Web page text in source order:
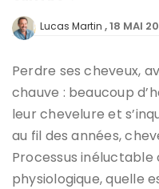
Lucas Martin 18 MAI
Perdre ses cheveux,
chauve : beaucoup
leur chevelure et
au fil des années,
Processus
physiologique, quelle